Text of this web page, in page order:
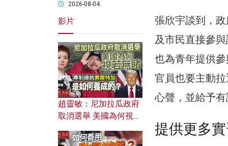
張欣宇談到，
及市民直接參
也為青年提供
官員也要主動
心聲，並給予
提供更多
2026-08-04
影片
趙靈敏：尼加拉瓜政府
取消選舉 美國為何視若
加是如何養成的？